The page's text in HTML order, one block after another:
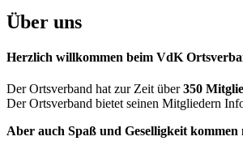
Über uns
Herzlich willkommen beim VdK
Der Ortsverband hat zur Zeit über350
Der Ortsverband bietet seinen Mitgliedern
Aber auch Spaß und Geselligkeit